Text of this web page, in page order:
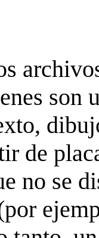
son
de
no se